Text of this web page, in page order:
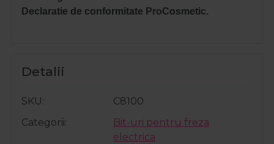
Declaratie de conformitate ProCosmetic.
Detalii
SKU
C8100
Categorii
Bit-uri pentru freza
electrica